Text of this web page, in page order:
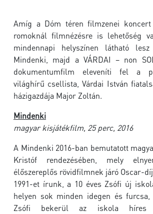
Amíg a Dóm téren filmzenei
romoknál filmnézésre is lehetőség
mindennapi helyszínen látható
Mindenki, majd a VÁRDAI – non
dokumentumfilm eleveníti fel a
világhírű csellista, Várdai István
házigazdája Major Zoltán.
Mindenki
magyar kisjátékfilm, 25 perc, 2016
A Mindenki 2016-ban bemutatott
Kristóf rendezésében, mely
élőszereplős rövidfilmnek járó Oscar-
1991-et írunk, a 10 éves Zsófi új
helyen sok minden idegen és
Zsófi bekerül az iskola híres